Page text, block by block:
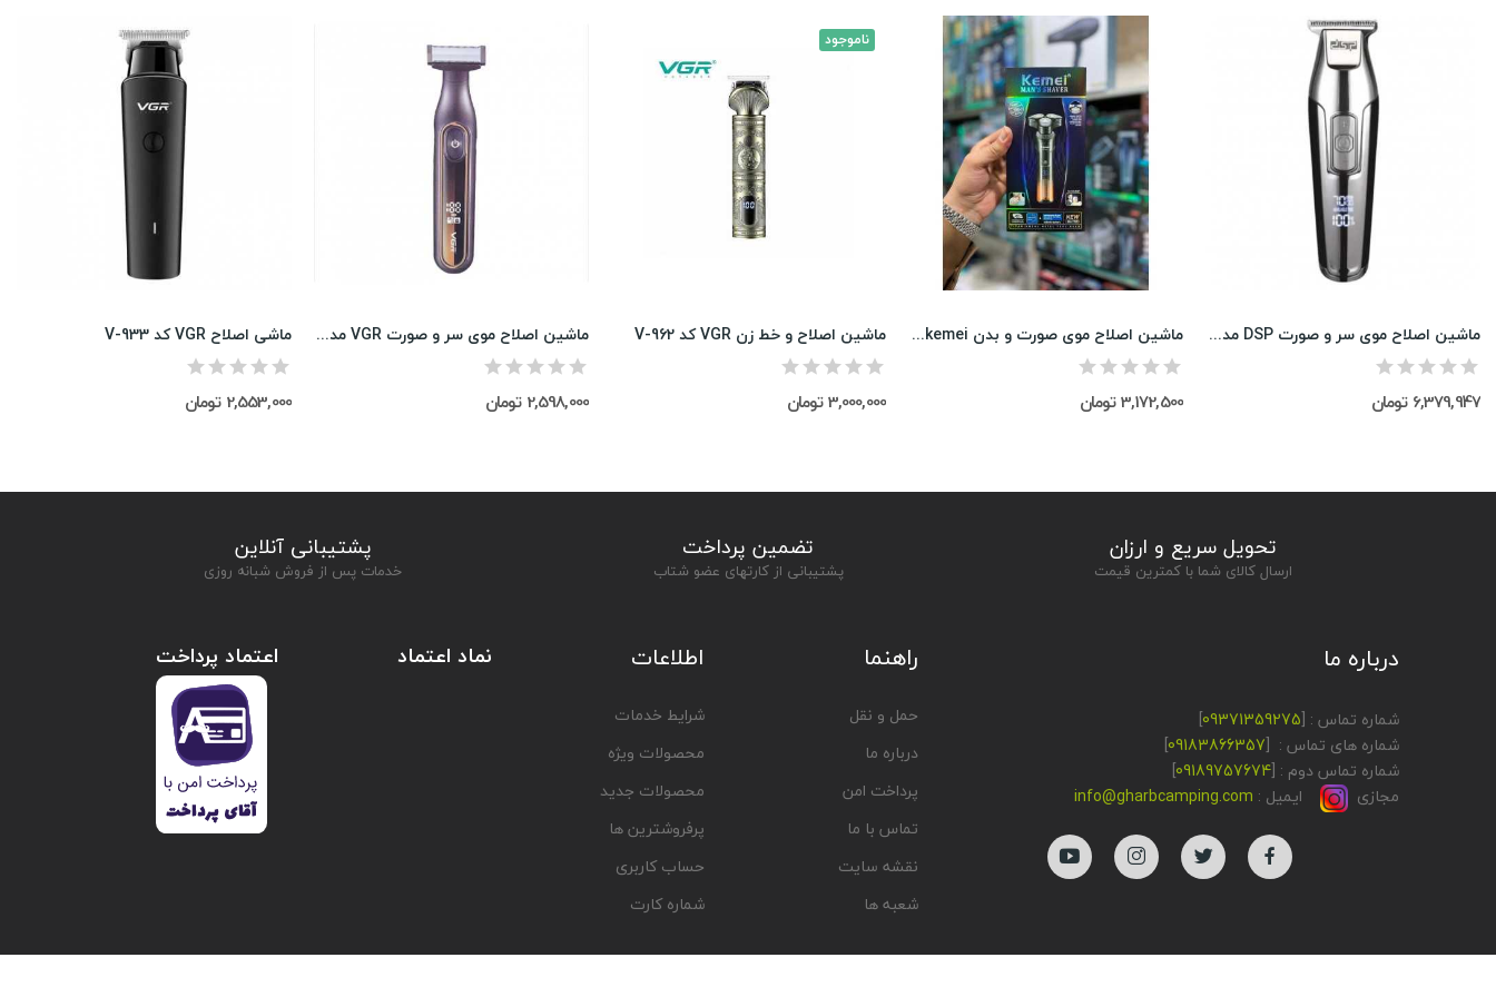
ماشی اصلاح VGR کد V-933
2,553,000 تومان
ماشین اصلاح موی سر و صورت VGR مدل V-360
2,598,000 تومان
ناموجود
ماشین اصلاح و خط زن VGR کد V-962
3,000,000 تومان
ماشین اصلاح موی صورت و بدن kemei مدل KM-7939
3,172,500 تومان
ماشین اصلاح موی سر و صورت DSP مدل 90286
6,379,947 تومان
تحویل سریع و ارزان
ارسال کالای شما با کمترین قیمت
تضمین پرداخت
پشتیبانی از کارتهای عضو شتاب
پشتیبانی آنلاین
خدمات پس از فروش شبانه روزی
درباره ما
شماره تماس : [09371359275
]
شماره های تماس : [09183866357
]
شماره تماس دوم : [09189757674
]
مجازی
ایمیل : info@gharbcamping.com
راهنما
حمل و نقل
درباره ما
پرداخت امن
تماس با ما
نقشه سایت
شعبه ها
اطلاعات
شرایط خدمات
محصولات ویژه
محصولات جدید
پرفروشترین ها
حساب کاربری
شماره کارت
نماد اعتماد اعتماد پرداخت